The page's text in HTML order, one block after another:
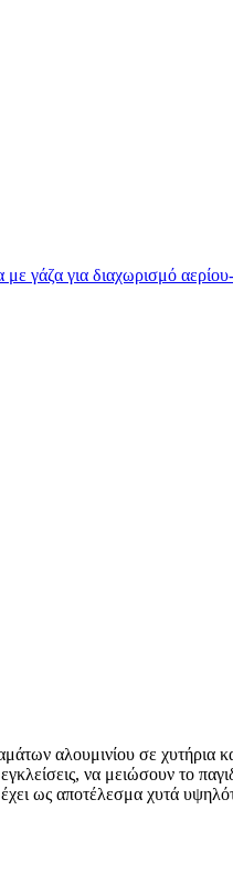
αλουμινίου σε χυτήρια
να μειώσουν το
ως αποτέλεσμα χυτά